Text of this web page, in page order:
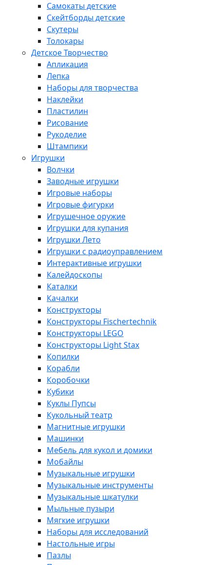
Самокаты детские
Скейтборды детские
Скутеры
Толокары
Детское Творчество
Апликация
Лепка
Наборы для творчества
Наклейки
Пластилин
Рисование
Рукоделие
Штампики
Игрушки
Волчки
Заводные игрушки
Игровые наборы
Игровые фигурки
Игрушечное оружие
Игрушки для купания
Игрушки Лето
Игрушки с радиоуправлением
Интерактивные игрушки
Калейдоскопы
Каталки
Качалки
Конструкторы
Конструкторы Fisсhertechnik
Конструкторы LEGO
Конструкторы Light Stax
Копилки
Корабли
Коробочки
Кубики
Куклы Пупсы
Кукольный театр
Магнитные игрушки
Машинки
Мебель для кукол и домики
Мобайлы
Музыкальные игрушки
Музыкальные инструменты
Музыкальные шкатулки
Мыльные пузыри
Мягкие игрушки
Наборы для исследований
Настольные игры
Пазлы